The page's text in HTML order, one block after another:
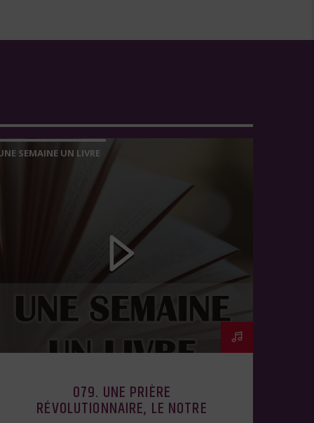
SEMAINE UN LIVRE
079. UNE PRIÈRE
RÉVOLUTIONNAIRE, LE NOTRE